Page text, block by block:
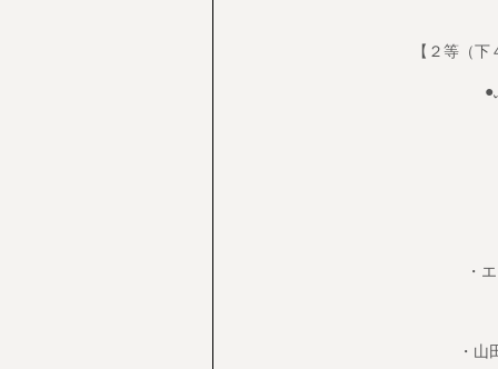
【２等（
●ふる
・
・
・エクス
・
・
・福
・山田養